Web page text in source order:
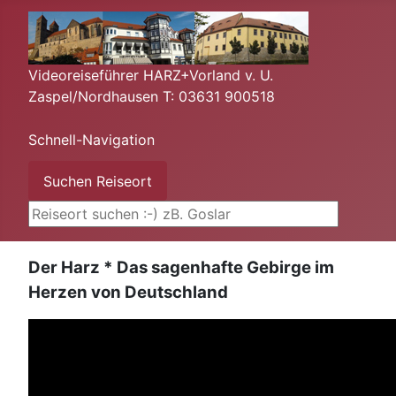
Videoreiseführer HARZ+Vorland v. U.
Zaspel/Nordhausen T: 03631 900518
Schnell-Navigation
Suchen Reiseort
Der Harz * Das sagenhafte Gebirge im
Herzen von Deutschland